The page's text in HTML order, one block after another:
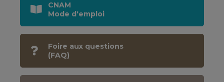
CNAM
Mode d'emploi
Foire aux questions
(FAQ)